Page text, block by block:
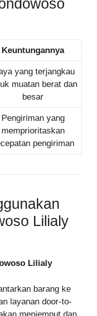
Keuntungannya
yang terjangkau
muatan berat dan
besar
Pengiriman yang
memprioritaskan
pengiriman
Lilialy
Lilialy
barang ke
layanan door-to-
menjemput dan